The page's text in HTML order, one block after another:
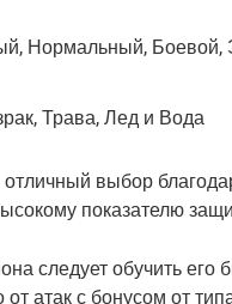
Нормальный, Боевой,
Трава, Лед и Вода
выбор
показателю
следует обучить его
атак с бонусом от